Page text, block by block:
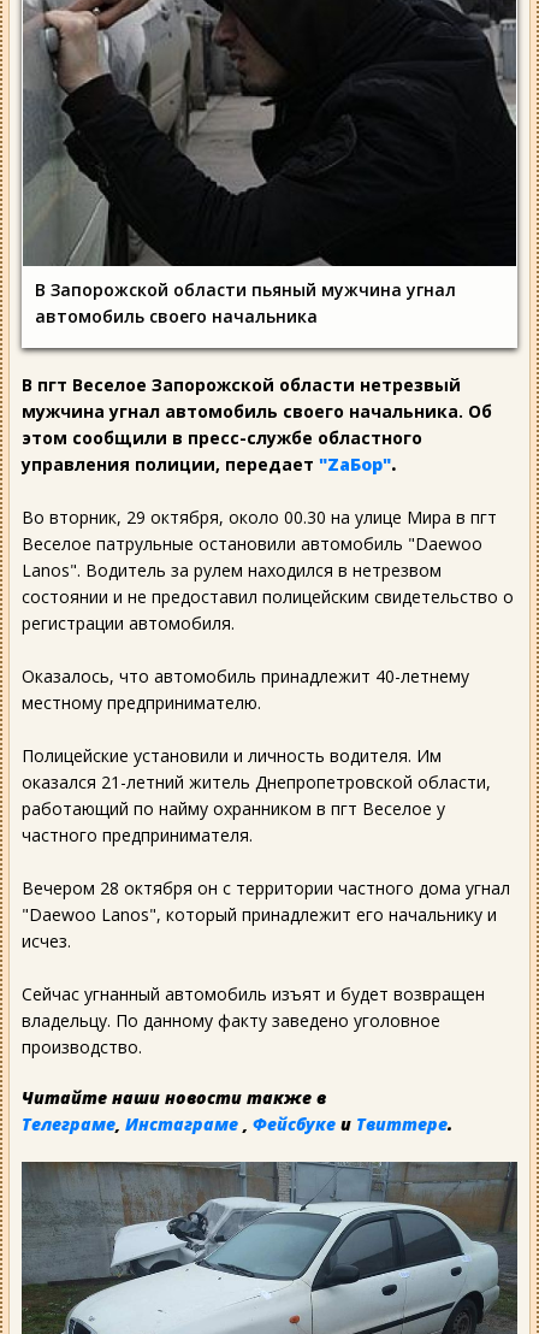
В Запорожской области пьяный мужчина угнал
автомобиль своего начальника
В пгт Веселое Запорожской области нетрезвый
мужчина угнал автомобиль своего начальника. Об
этом сообщили в пресс-службе областного
управления полиции, передает "ZаБор".
Во вторник, 29 октября, около 00.30 на улице Мира в пгт
Веселое патрульные остановили автомобиль "Daewoo
Lanos". Водитель за рулем находился в нетрезвом
состоянии и не предоставил полицейским свидетельство о
регистрации автомобиля.
Оказалось, что автомобиль принадлежит 40-летнему
местному предпринимателю.
Полицейские установили и личность водителя. Им
оказался 21-летний житель Днепропетровской области,
работающий по найму охранником в пгт Веселое у
частного предпринимателя.
Вечером 28 октября он с территории частного дома угнал
"Daewoo Lanos", который принадлежит его начальнику и
исчез.
Сейчас угнанный автомобиль изъят и будет возвращен
владельцу. По данному факту заведено уголовное
производство.
Читайте наши новости также в
Телеграме Инстаграме Фейсбуке и Твиттере.